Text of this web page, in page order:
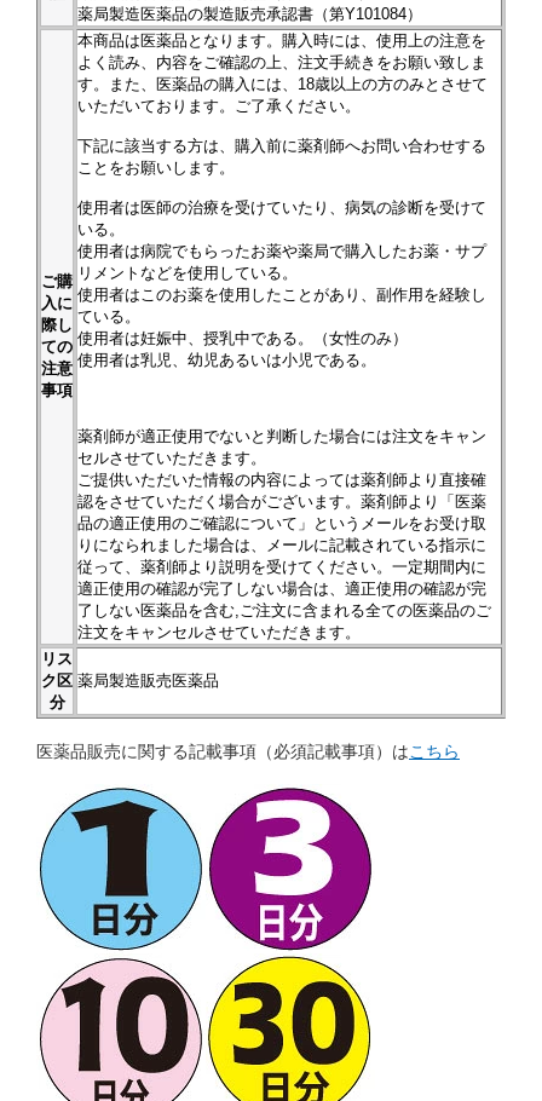
薬局製造医薬品の製造販売承認書（第Y101084）
ご購
入に
際し
ての
注意
事項
本商品は医薬品となります。購入時には、使用上の注意を
よく読み、内容をご確認の上、注文手続きをお願い致しま
す。また、医薬品の購入には、18歳以上の方のみとさせて
いただいております。ご了承ください。
下記に該当する方は、購入前に薬剤師へお問い合わせする
ことをお願いします。
使用者は医師の治療を受けていたり、病気の診断を受けて
いる。
使用者は病院でもらったお薬や薬局で購入したお薬・サプ
リメントなどを使用している。
使用者はこのお薬を使用したことがあり、副作用を経験し
ている。
使用者は妊娠中、授乳中である。（女性のみ）
使用者は乳児、幼児あるいは小児である。
薬剤師が適正使用でないと判断した場合には注文をキャン
セルさせていただきます。
ご提供いただいた情報の内容によっては薬剤師より直接確
認をさせていただく場合がございます。薬剤師より「医薬
品の適正使用のご確認について」というメールをお受け取
りになられました場合は、メールに記載されている指示に
従って、薬剤師より説明を受けてください。一定期間内に
適正使用の確認が完了しない場合は、適正使用の確認が完
了しない医薬品を含む,ご注文に含まれる全ての医薬品のご
注文をキャンセルさせていただきます。
リス
ク区
分
薬局製造販売医薬品
医薬品販売に関する記載事項（必須記載事項）はこちら